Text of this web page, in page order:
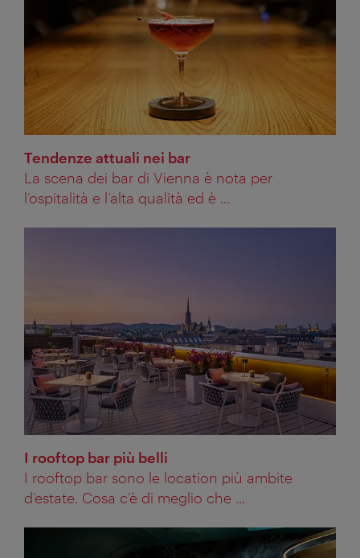
Tendenze attuali nei bar
La scena dei bar di Vienna è nota per
l’ospitalità e l’alta qualità ed è ...
I rooftop bar più belli
I rooftop bar sono le location più ambite
d’estate. Cosa c’è di meglio che ...